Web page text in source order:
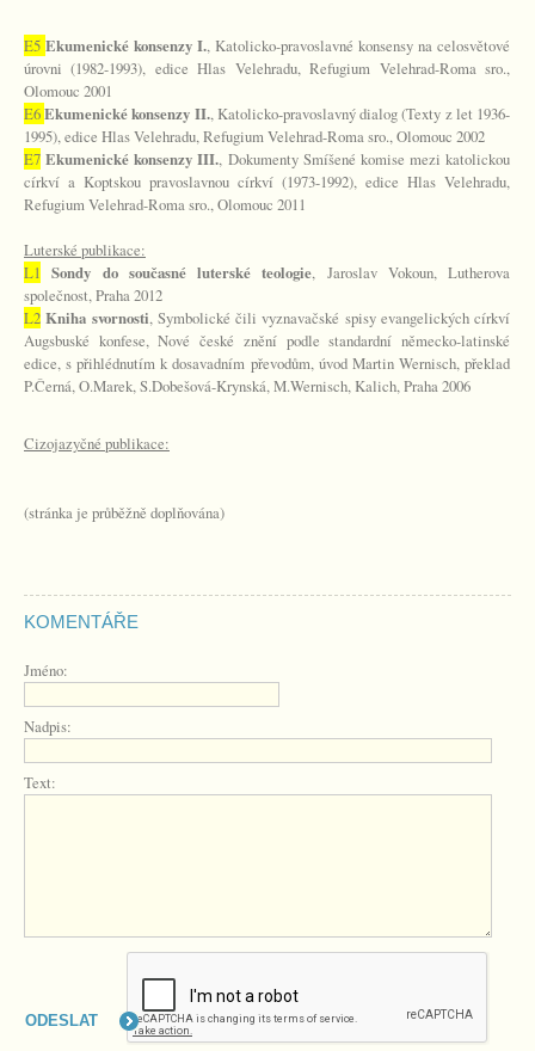
E5 Ekumenické konsenzy I., Katolicko-pravoslavné konsensy na celosvětové
úrovni (1982-1993), edice Hlas Velehradu, Refugium Velehrad-Roma sro.,
Olomouc 2001
E6Ekumenické konsenzy II., Katolicko-pravoslavný dialog (Texty z let 1936-
1995), edice Hlas Velehradu, Refugium Velehrad-Roma sro., Olomouc 2002
E7 Ekumenické konsenzy III., Dokumenty Smíšené komise mezi katolickou
církví a Koptskou pravoslavnou církví (1973-1992), edice Hlas Velehradu,
Refugium Velehrad-Roma sro., Olomouc 2011
Luterské publikace:
L1 Sondy do současné luterské teologie, Jaroslav Vokoun, Lutherova
společnost, Praha 2012
L2 Kniha svornosti, Symbolické čili vyznavačské spisy evangelických církví
Augsbuské konfese, Nové české znění podle standardní německo-latinské
edice, s přihlédnutím k dosavadním převodům, úvod Martin Wernisch, překlad
P.Černá, O.Marek, S.Dobešová-Krynská, M.Wernisch, Kalich, Praha 2006
Cizojazyčné publikace:
(stránka je průběžně doplňována)
KOMENTÁŘE
Jméno:
Nadpis:
Text: